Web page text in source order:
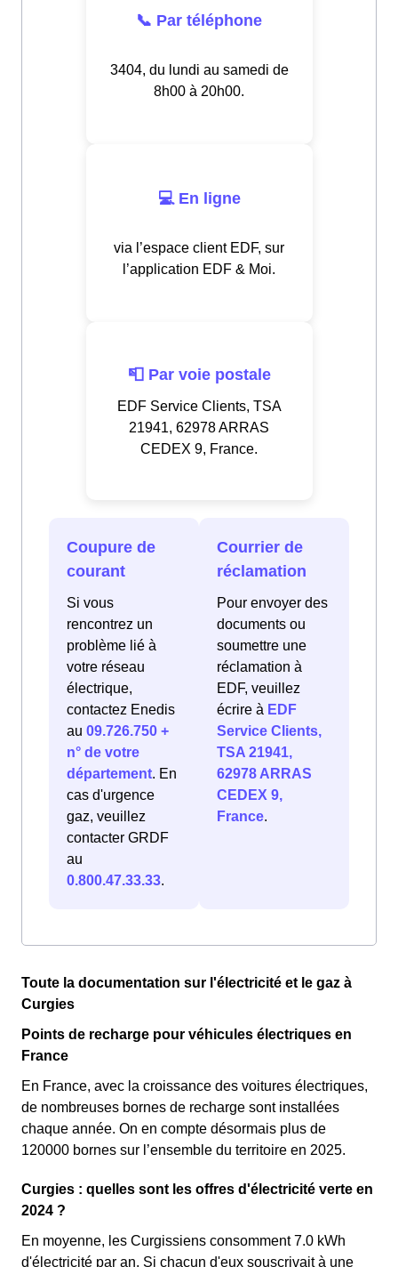
📞 Par téléphone
3404, du lundi au samedi de
8h00 à 20h00.
💻 En ligne
via l’espace client EDF, sur
l’application EDF & Moi.
📮 Par voie postale
EDF Service Clients, TSA
21941, 62978 ARRAS
CEDEX 9, France.
Coupure de
courant
Si vous
rencontrez un
problème lié à
votre réseau
électrique,
contactez Enedis
au 09.726.750 +
n° de votre
département. En
cas d'urgence
gaz, veuillez
contacter GRDF
au
0.800.47.33.33.
Courrier de
réclamation
Pour envoyer des
documents ou
soumettre une
réclamation à
EDF, veuillez
écrire à EDF
Service Clients,
TSA 21941,
62978 ARRAS
CEDEX 9,
France.
Toute la documentation sur l'électricité et le gaz à
Curgies
Points de recharge pour véhicules électriques en
France
En France, avec la croissance des voitures électriques,
de nombreuses bornes de recharge sont installées
chaque année. On en compte désormais plus de
120000 bornes sur l’ensemble du territoire en 2025.
Curgies : quelles sont les offres d'électricité verte en
2024 ?
En moyenne, les Curgissiens consomment 7.0 kWh
d'électricité par an. Si chacun d'eux souscrivait à une